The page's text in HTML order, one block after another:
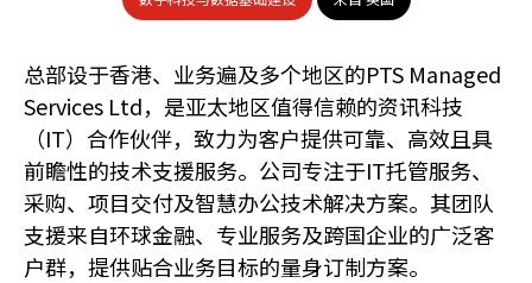
总部设于香港、业务遍及多个地区的PTS Managed
Services Ltd，是亚太地区值得信赖的资讯科技
（IT）合作伙伴，致力为客户提供可靠、高效且具
前瞻性的技术支援服务。公司专注于IT托管服务、
采购、项目交付及智慧办公技术解决方案。其团队
支援来自环球金融、专业服务及跨国企业的广泛客
户群，提供贴合业务目标的量身订制方案。